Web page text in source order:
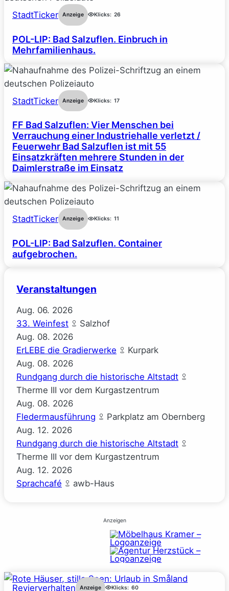
StadtTicker Anzeige Klicks: 26
POL-LIP: Bad Salzuflen. Einbruch in
Mehrfamilienhaus.
StadtTicker Anzeige Klicks: 17
FF Bad Salzuflen: Vier Menschen bei
Verrauchung einer Industriehalle verletzt /
Feuerwehr Bad Salzuflen ist mit 55
Einsatzkräften mehrere Stunden in der
Daimlerstraße im Einsatz
StadtTicker Anzeige Klicks: 11
POL-LIP: Bad Salzuflen. Container
aufgebrochen.
Veranstaltungen
Aug. 06. 2026
33. Weinfest
Salzhof
Aug. 08. 2026
ErLEBE die Gradierwerke
Kurpark
Aug. 08. 2026
Rundgang durch die historische Altstadt
Therme III vor dem Kurgastzentrum
Aug. 08. 2026
Fledermausführung
Parkplatz am Obernberg
Aug. 12. 2026
Rundgang durch die historische Altstadt
Therme III vor dem Kurgastzentrum
Aug. 12. 2026
Sprachcafé
awb-Haus
Anzeigen
Revierverhalten Anzeige Klicks: 60